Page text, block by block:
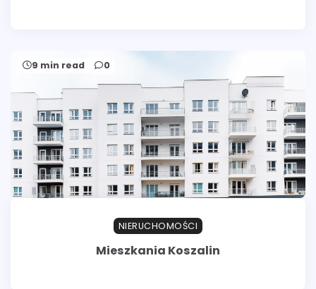
9 min read 0
NIERUCHOMOŚCI
Mieszkania Koszalin